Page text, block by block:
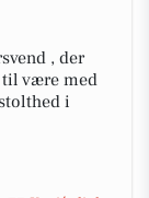
, der
være med
i